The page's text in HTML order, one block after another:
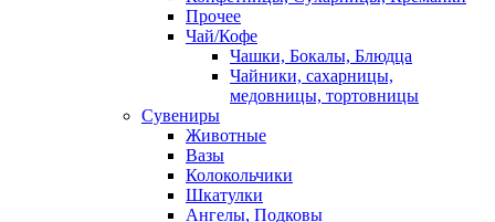
Прочее
Чай/Кофе
Чашки, Бокалы, Блюдца
Чайники, сахарницы,
медовницы, тортовницы
Сувениры
Животные
Вазы
Колокольчики
Шкатулки
Ангелы, Подковы